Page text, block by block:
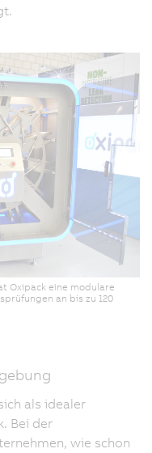
Oxipack eine modulare
an bis zu 120
als idealer
Bei der
wie schon